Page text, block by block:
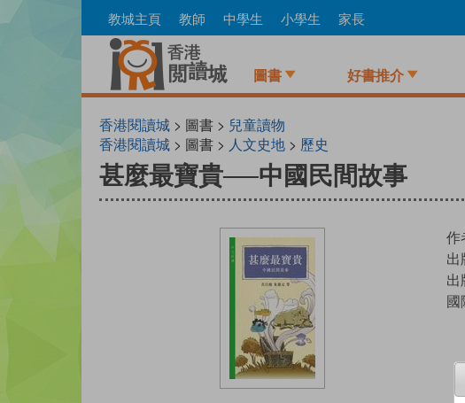
to
教城主頁 教師 中學生 小學生 家長
圖書 好書推介
香港閱讀城> 圖書 > 兒童讀物
香港閱讀城> 圖書 > 人文史地> 歷史
甚麼最寶貴──中國民間故事
作
出
出
國